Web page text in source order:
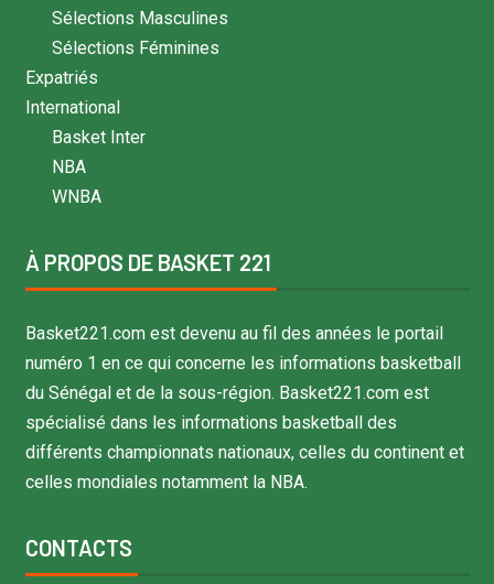
Sélections Masculines
Sélections Féminines
Expatriés
International
Basket Inter
NBA
WNBA
À PROPOS DE BASKET 221
Basket221.com est devenu au fil des années le portail
numéro 1 en ce qui concerne les informations basketball
du Sénégal et de la sous-région. Basket221.com est
spécialisé dans les informations basketball des
différents championnats nationaux, celles du continent et
celles mondiales notamment la NBA.
CONTACTS